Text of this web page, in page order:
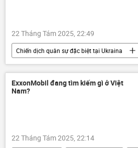
22 Tháng Tám 2025, 22:49
Chiến dịch quân sự đặc biệt tại Ukraina
Nga
Hungary
Peter
Ukraina
Cuộc khủng hoảng ở
Thế giới
ExxonMobil đang tìm kiếm gì ở Việt
Nam?
22 Tháng Tám 2025, 22:14